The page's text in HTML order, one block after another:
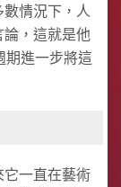
情況下，人
，這就是他
期進一步將這
一直在藝術